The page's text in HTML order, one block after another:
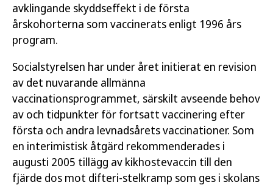
avklingande skyddseffekt i de första
årskohorterna som vaccinerats enligt 1996 års
program.
Socialstyrelsen har under året initierat en revision
av det nuvarande allmänna
vaccinationsprogrammet, särskilt avseende behov
av och tidpunkter för fortsatt vaccinering efter
första och andra levnadsårets vaccinationer. Som
en interimistisk åtgärd rekommenderades i
augusti 2005 tillägg av kikhostevaccin till den
fjärde dos mot difteri-stelkramp som ges i skolans